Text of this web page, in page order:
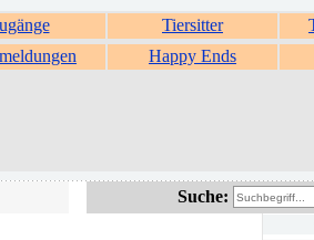
Tiersitter
Happy Ends
Suche: